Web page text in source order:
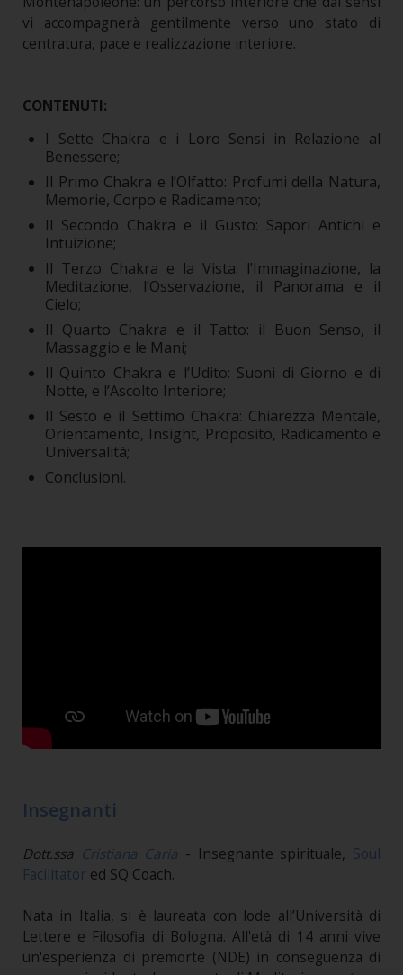
vi accompagnerà gentilmente verso uno stato di
centratura, pace e realizzazione interiore.
CONTENUTI:
I Sette Chakra e i Loro Sensi in Relazione al
Benessere;
Il Primo Chakra e l’Olfatto: Profumi della Natura,
Memorie, Corpo e Radicamento;
Il Secondo Chakra e il Gusto: Sapori Antichi e
Intuizione;
Il Terzo Chakra e la Vista: l’Immaginazione, la
Meditazione, l’Osservazione, il Panorama e il
Cielo;
Il Quarto Chakra e il Tatto: il Buon Senso, il
Massaggio e le Mani;
Il Quinto Chakra e l’Udito: Suoni di Giorno e di
Notte, e l’Ascolto Interiore;
Il Sesto e il Settimo Chakra: Chiarezza Mentale,
Orientamento, Insight, Proposito, Radicamento e
Universalità;
Conclusioni.
Insegnanti
Dott.ssa Cristiana Caria - Insegnante spirituale, Soul
Facilitator ed SQ Coach.
Nata in Italia, si è laureata con lode all’Università di
Lettere e Filosofia di Bologna. All'età di 14 anni vive
un'esperienza di premorte (NDE) in conseguenza di